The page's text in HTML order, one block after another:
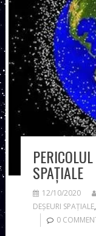
SPAȚIALE
12/10/2020
DEȘEURI SPAȚIALE,
0